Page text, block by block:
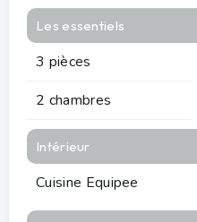
Les essentiels
3 pièces
2 chambres
Intérieur
Cuisine Equipee